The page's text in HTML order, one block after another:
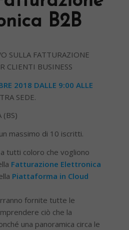
B2B
SULLA FATTURAZIONE
CLIENTI BUSINESS
2018 DALLE 9:00 ALLE
SEDE.
(BS)
massimo di 10 iscritti.
tutti coloro che vogliono
Fatturazione Elettronica
Piattaforma in Cloud
fornite tutte le
ciò che la
una panoramica circa le